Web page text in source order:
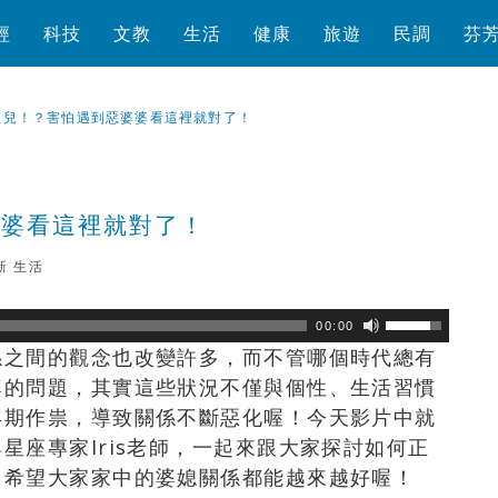
科技 文教 生活 健康 旅遊 民調 芬
！？害怕遇到惡婆婆看這裡就對了！
看這裡就對了！
生活
00:00
間的觀念也改變許多，而不管哪個時代總有
問題，其實這些狀況不僅與個性、生活習慣
作祟，導致關係不斷惡化喔！今天影片中就
座專家Iris老師，一起來跟大家探討如何正
望大家家中的婆媳關係都能越來越好喔！